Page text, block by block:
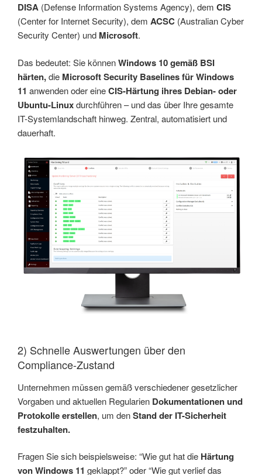
DISA (Defense Information Systems Agency), dem CIS
(Center for Internet Security), dem ACSC (Australian Cyber
Security Center) und Microsoft.
Das bedeutet: Sie könnenWindows 10 gemäß BSI
härten,die Microsoft Security Baselines für Windows
11 anwenden oder eineCIS-Härtung ihres Debian- oder
Ubuntu-Linuxdurchführen – und das über Ihre gesamte
IT-Systemlandschaft hinweg. Zentral, automatisiert und
dauerhaft.
2) Schnelle Auswertungen über den
Compliance-Zustand
Unternehmen müssen gemäß verschiedener gesetzlicher
Vorgaben und aktuellen Regularien Dokumentationen und
Protokolle erstellen, um denStand der IT-Sicherheit
festzuhalten.
Fragen Sie sich beispielsweise: “Wie gut hat die Härtung
von Windows 11 geklappt?” oder “Wie gut verlief das